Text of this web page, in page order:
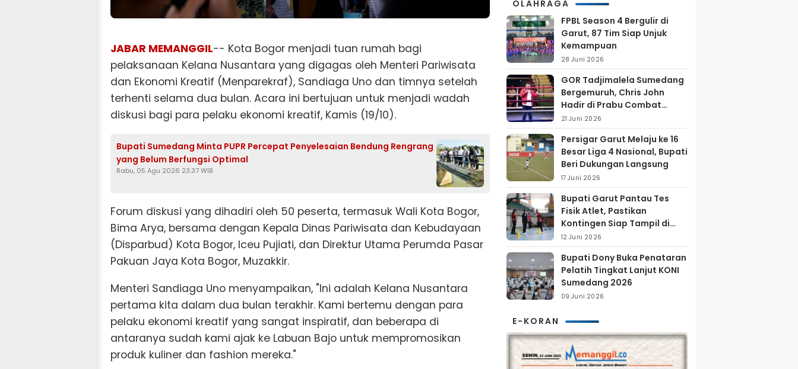
JABAR MEMANGGIL-- Kota Bogor menjadi tuan rumah bagi
pelaksanaan Kelana Nusantara yang digagas oleh Menteri Pariwisata
dan Ekonomi Kreatif (Menparekraf), Sandiaga Uno dan timnya setelah
terhenti selama dua bulan. Acara ini bertujuan untuk menjadi wadah
diskusi bagi para pelaku ekonomi kreatif, Kamis (19/10).
Bupati Sumedang Minta PUPR Percepat Penyelesaian Bendung Rengrang
yang Belum Berfungsi Optimal
Rabu, 05 Agu 2026 23:37 WIB
Forum diskusi yang dihadiri oleh 50 peserta, termasuk Wali Kota Bogor,
Bima Arya, bersama dengan Kepala Dinas Pariwisata dan Kebudayaan
(Disparbud) Kota Bogor, Iceu Pujiati, dan Direktur Utama Perumda Pasar
Pakuan Jaya Kota Bogor, Muzakkir.
Menteri Sandiaga Uno menyampaikan, "Ini adalah Kelana Nusantara
pertama kita dalam dua bulan terakhir. Kami bertemu dengan para
pelaku ekonomi kreatif yang sangat inspiratif, dan beberapa di
antaranya sudah kami ajak ke Labuan Bajo untuk mempromosikan
produk kuliner dan fashion mereka."
OLAHRAGA
FPBL Season 4 Bergulir di
Garut, 87 Tim Siap Unjuk
Kemampuan
28 Juni 2026
GOR Tadjimalela Sumedang
Bergemuruh, Chris John
Hadir di Prabu Combat
Series 2026
21 Juni 2026
Persigar Garut Melaju ke 16
Besar Liga 4 Nasional, Bupati
Beri Dukungan Langsung
17 Juni 2026
Bupati Garut Pantau Tes
Fisik Atlet, Pastikan
Kontingen Siap Tampil di
Porprov 2026
12 Juni 2026
Bupati Dony Buka Penataran
Pelatih Tingkat Lanjut KONI
Sumedang 2026
09 Juni 2026
E-KORAN